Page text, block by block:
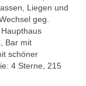
Liegen und
geg.
Bar mit
schöner
4 Sterne, 215